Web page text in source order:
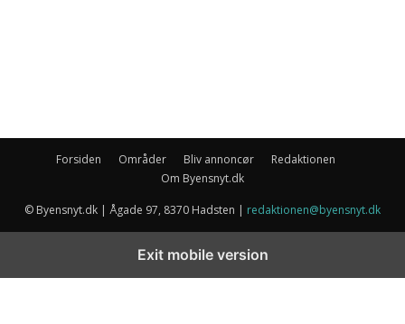
Forsiden Områder Bliv annoncør
Redaktionen
Om Byensnyt.dk
© Byensnyt.dk | Ågade 97, 8370 Hadsten | redaktionen@byensnyt.dk
Exit mobile version